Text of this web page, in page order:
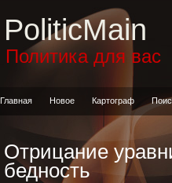
PoliticMain
Политика для вас
Главная Новое Картограф
Отрицание
бедность